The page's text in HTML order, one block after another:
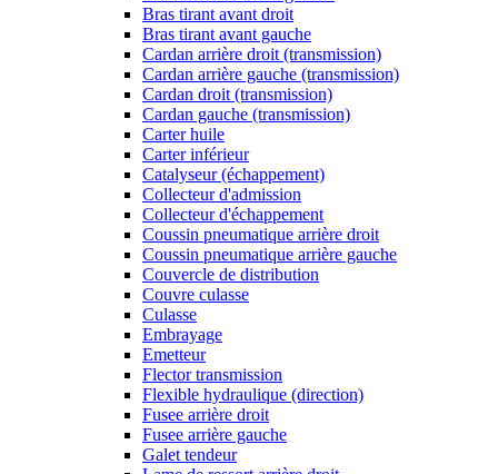
Bras tirant avant droit
Bras tirant avant gauche
Cardan arrière droit (transmission)
Cardan arrière gauche (transmission)
Cardan droit (transmission)
Cardan gauche (transmission)
Carter huile
Carter inférieur
Catalyseur (échappement)
Collecteur d'admission
Collecteur d'échappement
Coussin pneumatique arrière droit
Coussin pneumatique arrière gauche
Couvercle de distribution
Couvre culasse
Culasse
Embrayage
Emetteur
Flector transmission
Flexible hydraulique (direction)
Fusee arrière droit
Fusee arrière gauche
Galet tendeur